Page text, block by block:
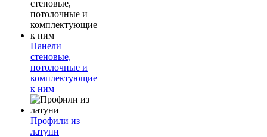
Панели
стеновые,
потолочные и
комплектующие
к ним
Профили из
латуни